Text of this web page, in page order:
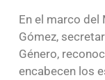
En el marco del
Gómez,
Género,
encabecen los